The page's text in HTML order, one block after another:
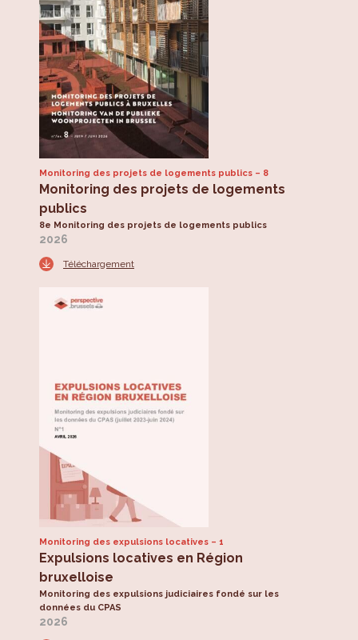
Monitoring des projets de logements publics 8
Monitoring des projets de logements
publics
8e Monitoring des projets de logements publics
2026
Téléchargement
Monitoring des expulsions locatives 1
Expulsions locatives en Région
bruxelloise
Monitoring des expulsions judiciaires fondé sur les
données du CPAS
2026